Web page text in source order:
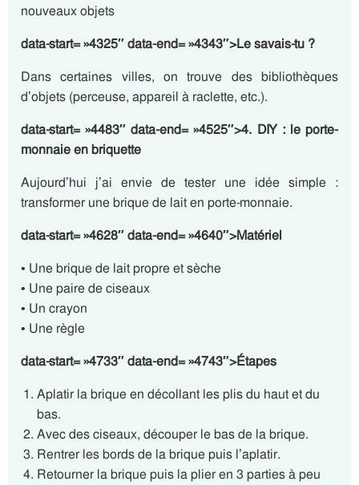
nouveaux objets
data-start= »4325″ data-end= »4343″>Le savais-tu ?
Dans certaines villes, on trouve des bibliothèques
d’objets (perceuse, appareil à raclette, etc.).
data-start= »4483″ data-end= »4525″>4. DIY : le porte-
monnaie en briquette
Aujourd’hui j’ai envie de tester une idée simple :
transformer une brique de lait en porte-monnaie.
data-start= »4628″ data-end= »4640″>Matériel
• Une brique de lait propre et sèche
• Une paire de ciseaux
• Un crayon
• Une règle
data-start= »4733″ data-end= »4743″>Étapes
Aplatir la brique en décollant les plis du haut et du
bas.
Avec des ciseaux, découper le bas de la brique.
Rentrer les bords de la brique puis l’aplatir.
Retourner la brique puis la plier en 3 parties à peu